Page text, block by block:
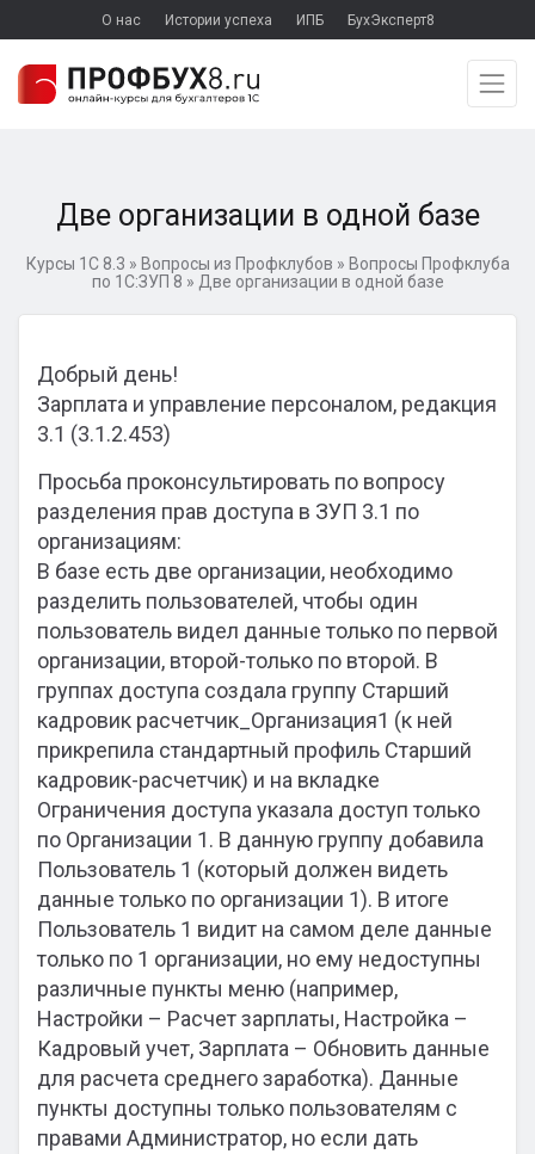
О нас Истории успеха ИПБ БухЭксперт8
Две организации в одной базе
Курсы 1С 8.3 » Вопросы из Профклубов » Вопросы Профклуба
по 1С:ЗУП 8 » Две организации в одной базе
Добрый день!
Зарплата и управление персоналом, редакция
3.1 (3.1.2.453)
Просьба проконсультировать по вопросу
разделения прав доступа в ЗУП 3.1 по
организациям:
В базе есть две организации, необходимо
разделить пользователей, чтобы один
пользователь видел данные только по первой
организации, второй-только по второй. В
группах доступа создала группу Старший
кадровик расчетчик_Организация1 (к ней
прикрепила стандартный профиль Старший
кадровик-расчетчик) и на вкладке
Ограничения доступа указала доступ только
по Организации 1. В данную группу добавила
Пользователь 1 (который должен видеть
данные только по организации 1). В итоге
Пользователь 1 видит на самом деле данные
только по 1 организации, но ему недоступны
различные пункты меню (например,
Настройки – Расчет зарплаты, Настройка –
Кадровый учет, Зарплата – Обновить данные
для расчета среднего заработка). Данные
пункты доступны только пользователям с
правами Администратор, но если дать